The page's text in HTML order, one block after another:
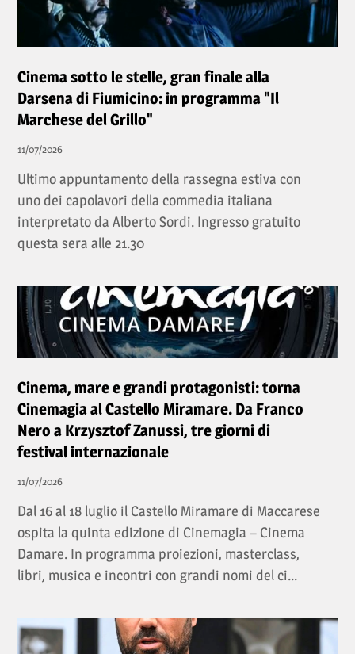
Cinema sotto le stelle, gran finale alla
Darsena di Fiumicino: in programma "Il
Marchese del Grillo"
11/07/2026
Ultimo appuntamento della rassegna estiva con
uno dei capolavori della commedia italiana
interpretato da Alberto Sordi. Ingresso gratuito
questa sera alle 21.30
Cinema, mare e grandi protagonisti: torna
Cinemagia al Castello Miramare. Da Franco
Nero a Krzysztof Zanussi, tre giorni di
festival internazionale
11/07/2026
Dal 16 al 18 luglio il Castello Miramare di Maccarese
ospita la quinta edizione di Cinemagia – Cinema
Damare. In programma proiezioni, masterclass,
libri, musica e incontri con grandi nomi del ci...